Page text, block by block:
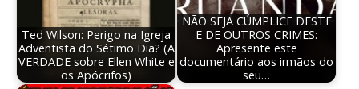
Ted Wilson: Perigo na Igreja
Adventista do Sétimo Dia? (A
VERDADE sobre Ellen White e
os Apócrifos)
NÃO SEJA CÚMPLICE DESTE
E DE OUTROS CRIMES:
Apresente este
documentário aos irmãos do
seu…